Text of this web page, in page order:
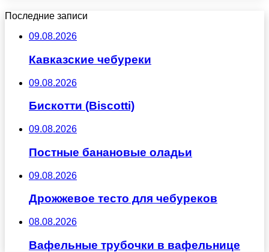
Последние записи
09.08.2026
Кавказские чебуреки
09.08.2026
Бискотти (Biscotti)
09.08.2026
Постные банановые оладьи
09.08.2026
Дрожжевое тесто для чебуреков
08.08.2026
Вафельные трубочки в вафельнице